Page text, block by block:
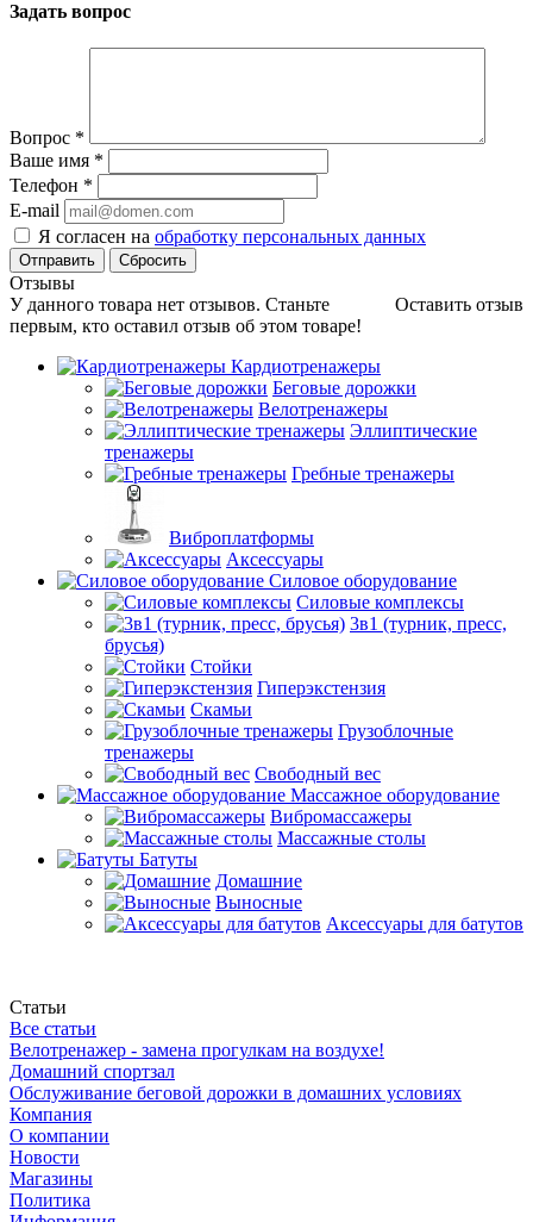
Задать вопрос
Вопрос *
Ваше имя *
Телефон *
E-mail
Я согласен на обработку персональных данных
Сбросить
Отзывы
Оставить отзыв
У данного товара нет отзывов. Станьте
первым, кто оставил отзыв об этом товаре!
Кардиотренажеры
Беговые дорожки
Велотренажеры
Эллиптические
тренажеры
Гребные тренажеры
Виброплатформы
Аксессуары
Силовое оборудование
Силовые комплексы
3в1 (турник, пресс,
брусья)
Стойки
Гиперэкстензия
Скамьи
Грузоблочные
тренажеры
Свободный вес
Массажное оборудование
Вибромассажеры
Массажные столы
Батуты
Домашние
Выносные
Аксессуары для батутов
Статьи
Все статьи
Велотренажер - замена прогулкам на воздухе!
Домашний спортзал
Обслуживание беговой дорожки в домашних условиях
Компания
О компании
Новости
Магазины
Политика